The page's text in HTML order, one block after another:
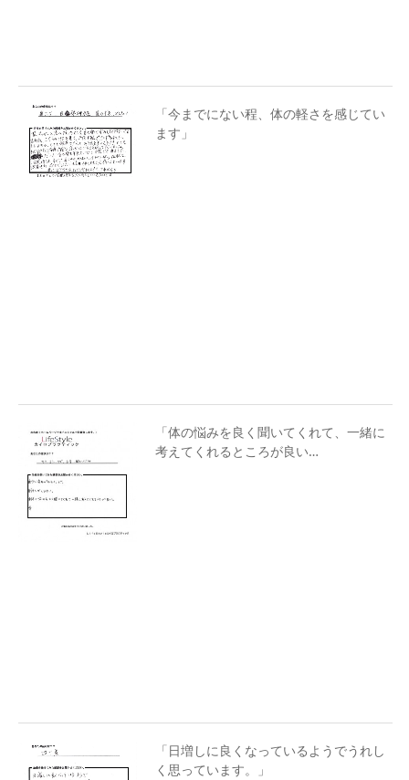
「今までにない程、体の軽さを感じてい
ます」
「体の悩みを良く聞いてくれて、一緒に
考えてくれるところが良い…
「日増しに良くなっているようでうれし
く思っています。」